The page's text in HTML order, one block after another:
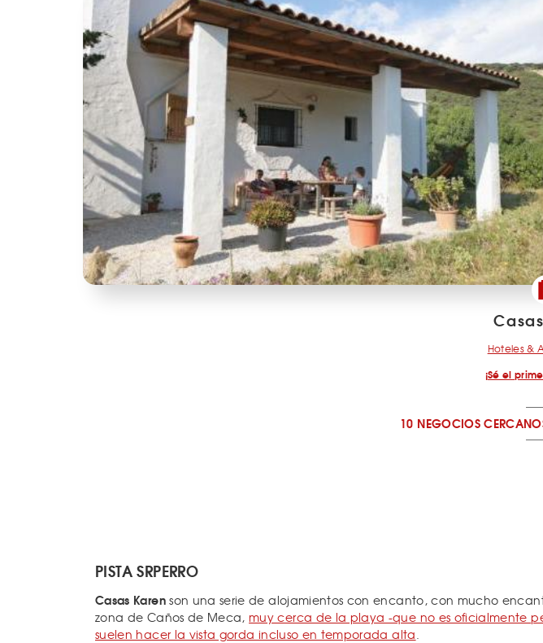
Hoteles &
¡Sé el
10 NEGOCIOS
PISTA SRPERRO
Casas Karenson una serie de alojamientos con encanto, con mucho
zona de Caños de Meca,muy cerca de la playa -que no es oficialmente
suelen hacer la vista gorda incluso en temporada alta.